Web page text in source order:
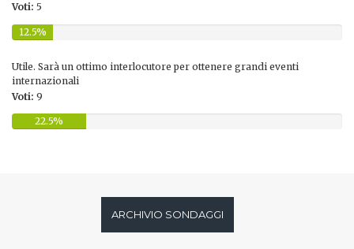
Voti: 5
12.5%
Utile. Sarà un ottimo interlocutore per ottenere grandi eventi
internazionali
Voti: 9
22.5%
ARCHIVIO SONDAGGI